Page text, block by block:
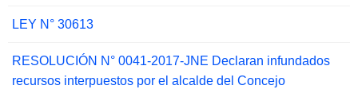
LEY N° 30613
RESOLUCIÓN N° 0041-2017-JNE Declaran infundados
recursos interpuestos por el alcalde del Concejo